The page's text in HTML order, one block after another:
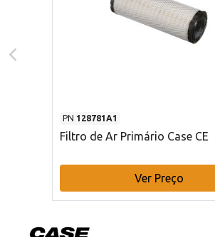
PN 128781A1
Filtro de Ar Primário Case CE
Ver Preço